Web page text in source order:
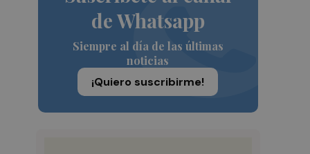
de Whatsapp
Siempre al día de las últimas
noticias
¡Quiero suscribirme!